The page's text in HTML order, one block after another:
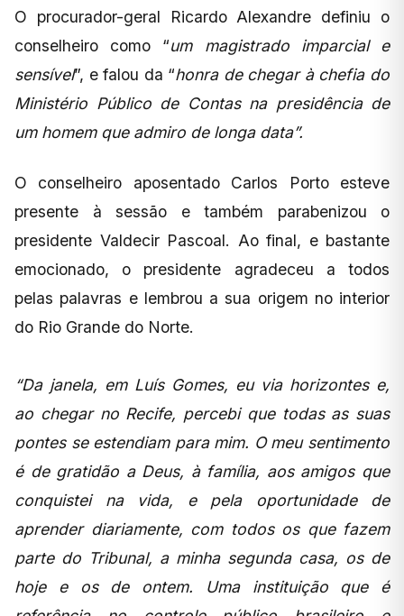
O procurador-geral Ricardo Alexandre definiu o
conselheiro como “um magistrado imparcial e
sensível”, e falou da “honra de chegar à chefia do
Ministério Público de Contas na presidência de
um homem que admiro de longa data”.
O conselheiro aposentado Carlos Porto esteve
presente à sessão e também parabenizou o
presidente Valdecir Pascoal. Ao final, e bastante
emocionado, o presidente agradeceu a todos
pelas palavras e lembrou a sua origem no interior
do Rio Grande do Norte.
“Da janela, em Luís Gomes, eu via horizontes e,
ao chegar no Recife, percebi que todas as suas
pontes se estendiam para mim. O meu sentimento
é de gratidão a Deus, à família, aos amigos que
conquistei na vida, e pela oportunidade de
aprender diariamente, com todos os que fazem
parte do Tribunal, a minha segunda casa, os de
hoje e os de ontem. Uma instituição que é